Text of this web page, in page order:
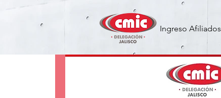
Ingreso Afiliados